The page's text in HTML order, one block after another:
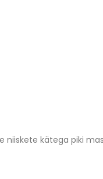
kätega piki